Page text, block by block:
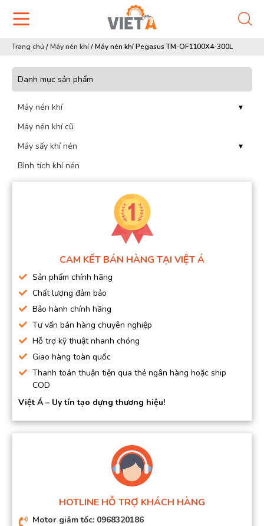
Trang chủ /Máy nén khí/Máy nén khí Pegasus TM-OF1100X4-300L
Danh mục sản phẩm
Máy nén khí
▾
Máy nén khí cũ
Máy sấy khí nén
▾
Bình tích khí nén
CAM KẾT BÁN HÀNG TẠI VIỆT Á
Sản phẩm chính hãng
Chất lượng đảm bảo
Bảo hành chính hãng
Tư vấn bán hàng chuyên nghiệp
Hỗ trợ kỹ thuật nhanh chóng
Giao hàng toàn quốc
Thanh toán thuận tiện qua thẻ ngân hàng hoặc ship
COD
Việt Á – Uy tín tạo dựng thương hiệu!
HOTLINE HỖ TRỢ KHÁCH HÀNG
Motor giảm tốc: 0968320186